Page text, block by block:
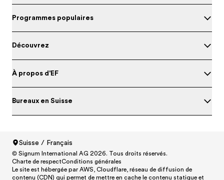
Evalue ton niveau d'anglais
Programmes populaires
Découvrez
À propos d'EF
Bureaux en Suisse
Suisse / Français
North America/Canada / English
North America /Canada / Français
© Signum International AG 2026. Tous droits réservés.
Charte de respectConditions générales
Le site est hébergée par AWS, Cloudflare, réseau de diffusion de
contenu (CDN) qui permet de mettre en cache le contenu statique et